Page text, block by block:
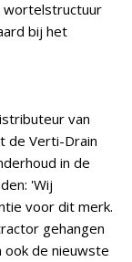
wortelstructuur
bij het
van
de Verti-Drain
in de
'Wij
voor dit merk.
gehangen
de nieuwste